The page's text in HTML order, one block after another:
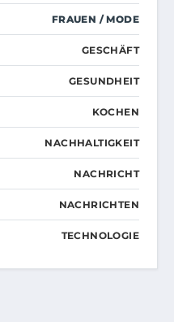
FRAUEN / MODE
GESCHÄFT
GESUNDHEIT
KOCHEN
NACHHALTIGKEIT
NACHRICHT
NACHRICHTEN
TECHNOLOGIE